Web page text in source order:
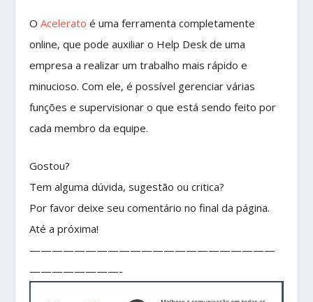
OAcelerato é uma ferramenta completamente
online, que pode auxiliar o Help Desk de uma
empresa a realizar um trabalho mais rápido e
minucioso. Com ele, é possível gerenciar várias
funções e supervisionar o que está sendo feito por
cada membro da equipe.
Gostou?
Tem alguma dúvida, sugestão ou critica?
Por favor deixe seu comentário no final da página.
Até a próxima!
——————————————————————
————————-